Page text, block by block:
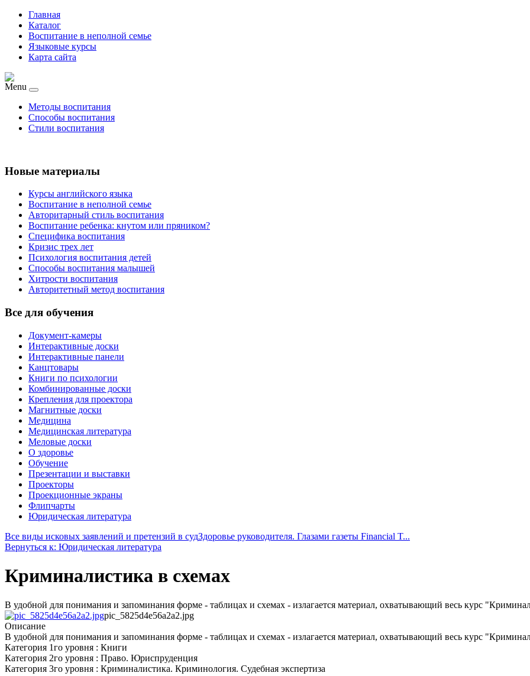
Главная
Каталог
Воспитание в неполной семье
Языковые курсы
Карта сайта
Menu
Методы воспитания
Способы воспитания
Стили воспитания
Новые материалы
Курсы английского языка
Воспитание в неполной семье
Авторитарный стиль воспитания
Воспитание ребенка: кнутом или пряником?
Специфика воспитания
Кризис трех лет
Психология воспитания детей
Способы воспитания малышей
Хитрости воспитания
Авторитетный метод воспитания
Все для обучения
Документ-камеры
Интерактивные доски
Интерактивные панели
Канцтовары
Книги по психологии
Комбинированные доски
Крепления для проектора
Магнитные доски
Медицина
Медицинская литература
Меловые доски
О здоровье
Обучение
Презентации и выставки
Проекторы
Проекционные экраны
Флипчарты
Юридическая литература
Все виды исковых заявлений и претензий в судЗдоровье руководителя. Глазами газеты Financial T...
Вернуться к: Юридическая литература
Криминалистика в схемах
В удобной для понимания и запоминания форме - таблицах и схемах - излагается материал, охватывающий весь курс
pic_5825d4e56a2a2.jpg
Описание
В удобной для понимания и запоминания форме - таблицах и схемах - излагается материал, охватывающий весь курс
Категория 1го уровня : Книги
Категория 2го уровня : Право. Юриспруденция
Категория 3го уровня : Криминалистика. Криминология. Судебная экспертиза